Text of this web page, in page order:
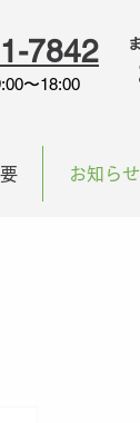
7842
〜18:00
お知らせ